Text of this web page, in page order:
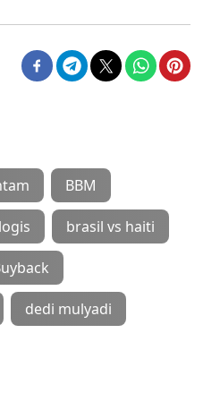
BBM
brasil vs haiti
dedi mulyadi